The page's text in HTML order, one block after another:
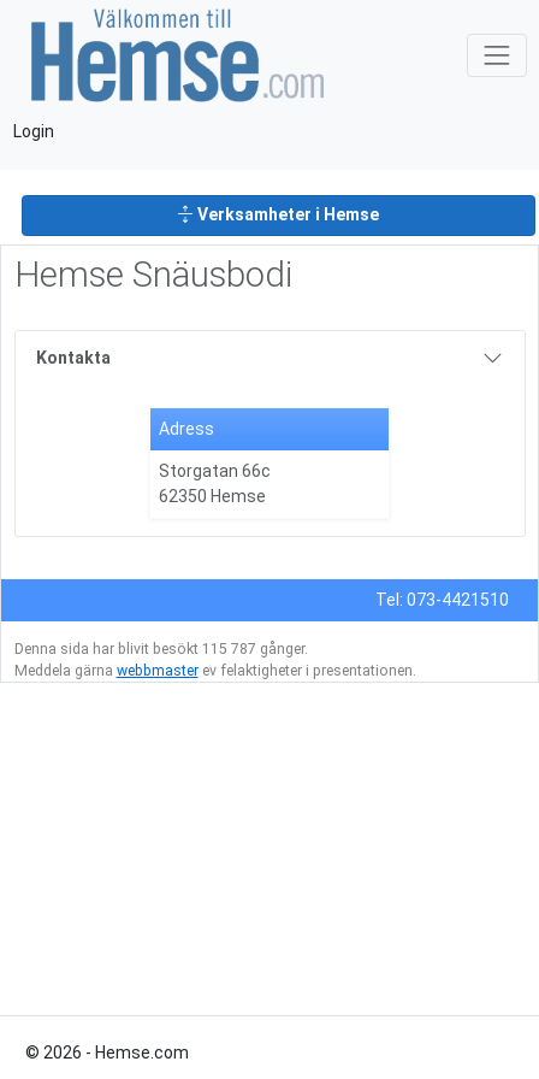
Login
Verksamheter i Hemse
Hemse Snäusbodi
Kontakta
Adress
Storgatan 66c
62350 Hemse
Tel: 073-4421510
Denna sida har blivit besökt 115 787 gånger.
Meddela gärna webbmasterev felaktigheter i presentationen.
© 2026 - Hemse.com